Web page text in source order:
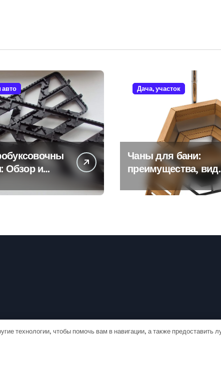
авто
Обзор и
Дача, участок
Чаны для бани:
преимущества,
и особенности
использования
технологии, чтобы помочь вам в навигации, а также предоставить